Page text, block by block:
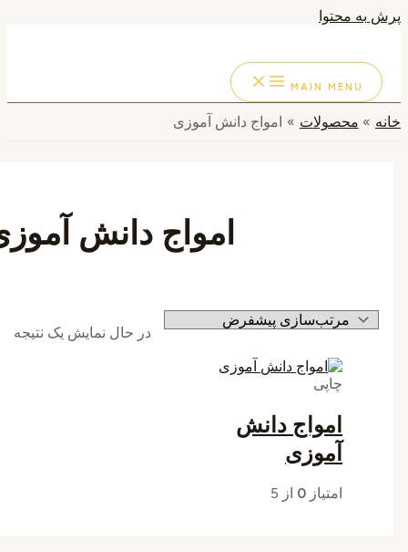
به محتوا
MAIN MENU
محصولات امواج دانش آموزی
امواج دانش آموزی
در حال نمایش یک نتیجه
امواج دانش
آموزی
امتیاز0از 5